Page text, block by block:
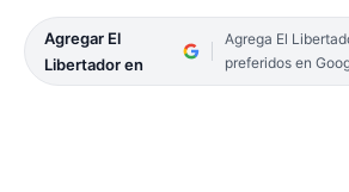
Agregar El
Libertador en
Agrega El
preferidos en